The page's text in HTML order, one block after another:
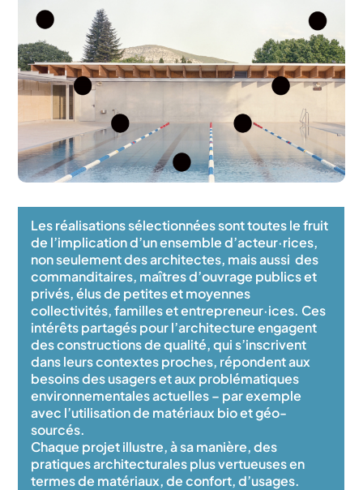
Les réalisations sélectionnées sont toutes le fruit
de l’implication d’un ensemble d’acteur·rices,
non seulement des architectes, mais aussi des
commanditaires, maîtres d’ouvrage publics et
privés, élus de petites et moyennes
collectivités, familles et entrepreneur·ices. Ces
intérêts partagés pour l’architecture engagent
des constructions de qualité, qui s’inscrivent
dans leurs contextes proches, répondent aux
besoins des usagers et aux problématiques
environnementales actuelles – par exemple
avec l’utilisation de matériaux bio et géo-
sourcés.
Chaque projet illustre, à sa manière, des
pratiques architecturales plus vertueuses en
termes de matériaux, de confort, d’usages.